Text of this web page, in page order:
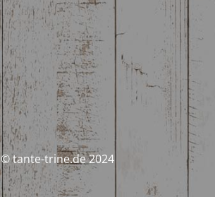
© tante-trine.de 2024